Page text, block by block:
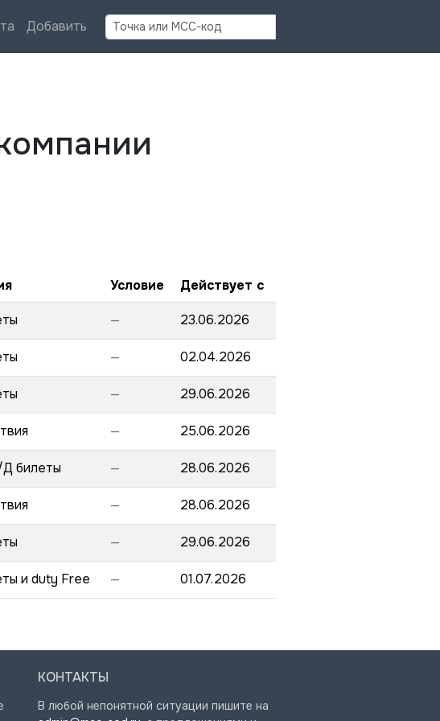
Добавить Найти
Условие
Действует с
— 23.06.2026
— 02.04.2026
— 29.06.2026
— 25.06.2026
билеты — 28.06.2026
— 28.06.2026
— 29.06.2026
и duty Free — 01.07.2026
КОНТАКТЫ
В любой непонятной ситуации пишите на